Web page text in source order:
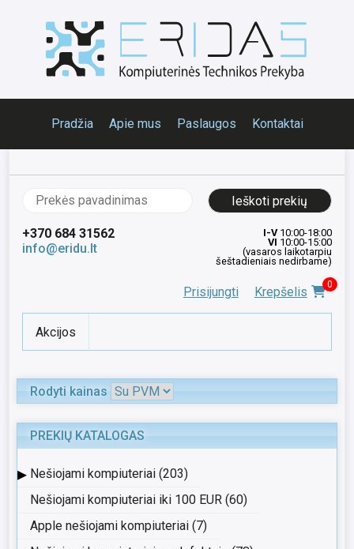
Pradžia Apie mus Paslaugos Kontaktai
Ieškoti:
+370 684 31562
info@eridu.lt
I-V10:00-18:00
VI 10:00-15:00
(vasaros laikotarpiu
šeštadieniais nedirbame)
Prisijungti Krepšelis 0
Akcijos
Rodyti kainas
PREKIŲ KATALOGAS
▸ Nešiojami kompiuteriai (203)
Nešiojami kompiuteriai iki 100 EUR (60)
Apple nešiojami kompiuteriai (7)